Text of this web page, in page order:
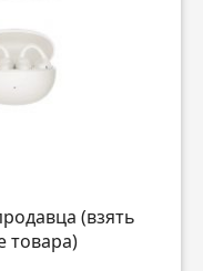
(взять
товара)